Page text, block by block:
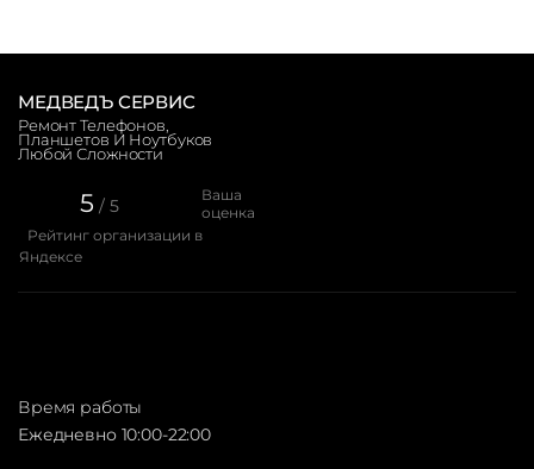
МЕДВЕДЪ СЕРВИС
Ремонт Телефонов,
Планшетов И Ноутбуков
Любой Сложности
5 / 5
Ваша
оценка
Рейтинг организации в
Яндексе
Время работы
Ежедневно 10:00-22:00